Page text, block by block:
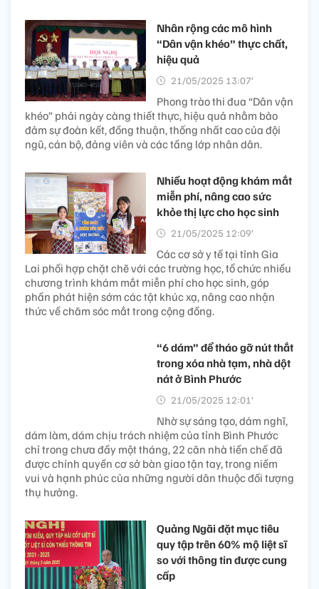
Nhân rộng các mô hình
“Dân vận khéo” thực chất,
hiệu quả
21/05/2025 13:07’
Phong trào thi đua “Dân vận
khéo” phải ngày càng thiết thực, hiệu quả nhằm bảo
đảm sự đoàn kết, đồng thuận, thống nhất cao của đội
ngũ, cán bộ, đảng viên và các tầng lớp nhân dân.
Nhiều hoạt động khám mắt
miễn phí, nâng cao sức
khỏe thị lực cho học sinh
21/05/2025 12:09’
Các cơ sở y tế tại tỉnh Gia
Lai phối hợp chặt chẽ với các trường học, tổ chức nhiều
chương trình khám mắt miễn phí cho học sinh, góp
phần phát hiện sớm các tật khúc xạ, nâng cao nhận
thức về chăm sóc mắt trong cộng đồng.
“6 dám” để tháo gỡ nút thắt
trong xóa nhà tạm, nhà dột
nát ở Bình Phước
21/05/2025 12:01’
Nhờ sự sáng tạo, dám nghĩ,
dám làm, dám chịu trách nhiệm của tỉnh Bình Phước
chỉ trong chưa đầy một tháng, 22 căn nhà tiền chế đã
được chính quyền cơ sở bàn giao tận tay, trong niềm
vui và hạnh phúc của những người dân thuộc đối tượng
thụ hưởng.
Quảng Ngãi đặt mục tiêu
quy tập trên 60% mộ liệt sĩ
so với thông tin được cung
cấp